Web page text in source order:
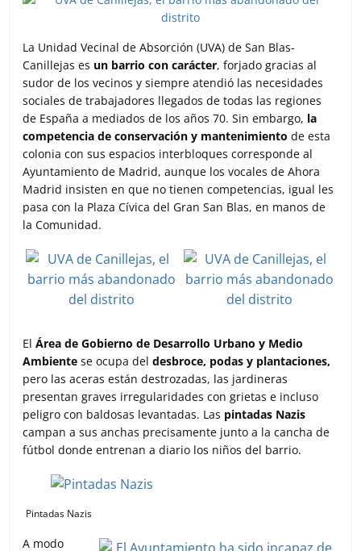
La Unidad Vecinal de Absorción (UVA) de San Blas-
Canillejas es un barrio con carácter, forjado gracias al
sudor de los vecinos y siempre atendió las necesidades
sociales de trabajadores llegados de todas las regiones
de España a mediados de los años 70. Sin embargo, la
competencia de conservación y mantenimiento de esta
colonia con sus espacios interbloques corresponde al
Ayuntamiento de Madrid, aunque los vocales de Ahora
Madrid insisten en que no tienen competencias, igual les
pasa con la Plaza Cívica del Gran San Blas, en manos de
la Comunidad.
ElÁrea de Gobierno de Desarrollo Urbano y Medio
Ambiente se ocupa deldesbroce, podas y plantaciones,
pero las aceras están destrozadas, las jardineras
presentan graves irregularidades con grietas e incluso
peligro con baldosas levantadas. Las pintadas Nazis
campan a sus anchas precisamente junto a la cancha de
fútbol donde entrenan a diario los niños del barrio.
Pintadas Nazis
A modo